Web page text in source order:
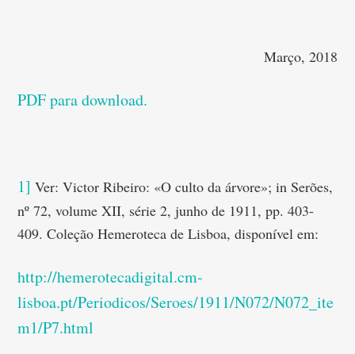
Março, 2018
PDF para download.
1] Ver: Victor Ribeiro: «O culto da árvore»; in Serões,
nº 72, volume XII, série 2, junho de 1911, pp. 403-
409. Coleção Hemeroteca de Lisboa, disponível em:
http://hemerotecadigital.cm-
lisboa.pt/Periodicos/Seroes/1911/N072/N072_ite
m1/P7.html